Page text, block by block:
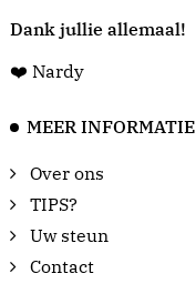
Dank jullie allemaal!
❤️ Nardy
MEER INFORMATIE
Over ons
TIPS?
Uw steun
Contact